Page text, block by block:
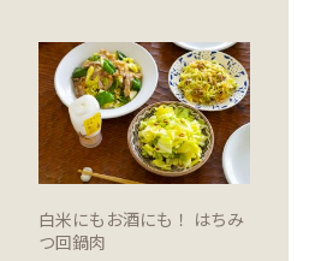
白米にもお酒にも！ はちみ
つ回鍋肉